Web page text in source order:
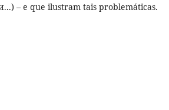
– e que ilustram tais problemáticas.